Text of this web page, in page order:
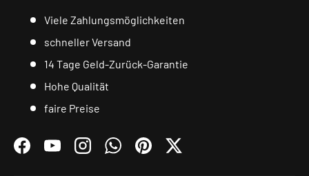
Viele Zahlungsmöglichkeiten
schneller Versand
14 Tage Geld-Zurück-Garantie
Hohe Qualität
faire Preise
FacebookYouTubeInstagramWhatsAppPinterestTwitter